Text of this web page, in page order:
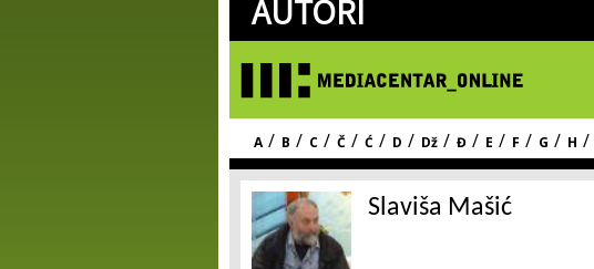
AUTORI
A / B / C / Č / Ć / D / Dž / Đ / E / F / G / H /
Slaviša Mašić